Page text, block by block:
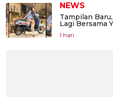
NEWS
Tampilan
Lagi Bersama
1 hari